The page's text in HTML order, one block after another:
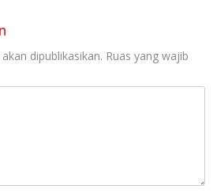
dipublikasikan. Ruas yang wajib